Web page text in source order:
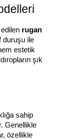
rugan
duruşu ile
estetik
şık
sahip
Genellikle
özellikle